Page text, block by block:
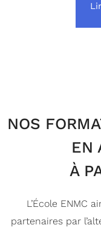
NOS
EN
À
L’École ENMC
partenaires par